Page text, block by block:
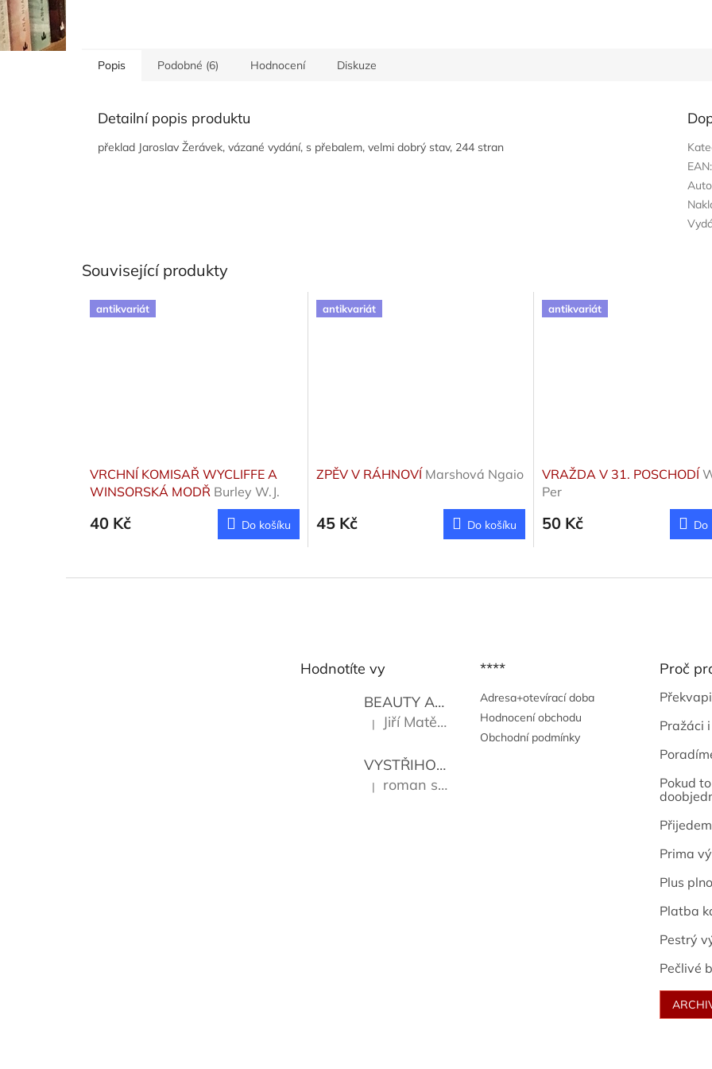
Popis Podobné (6) Hodnocení Diskuze
Detailní popis produktu
překlad Jaroslav Žerávek, vázané vydání, s přebalem, velmi dobrý stav, 244 stran
EAN:
Související produkty
antikvariát
VRCHNÍ KOMISAŘ WYCLIFFE A
WINSORSKÁ MODŘ Burley W.J.
40 Kč Do košíku
antikvariát
ZPĚV V RÁHNOVÍ Marshová Ngaio
45 Kč Do košíku
antikvariát
VRAŽDA V 31. POSCHODÍ
Per
50 Kč Do
Hodnotíte vy
BEAUTY AND THE BEAT
Go Go's
Hodnocení produktu je 5 z 5 hvězdiček.
| Jiří Matějů
VYSTŘIHOVÁNKY - PRAŽSKÉ PAMÁTKY Kropáček
Hodnocení produktu je 5 z 5 hvězdiček.
| roman sekanina
****
Adresa+otevírací doba
Hodnocení obchodu
Obchodní podmínky
Proč
Pražáci
Pokud
Prima
Plus
Platba
Pestrý
Pečlivé